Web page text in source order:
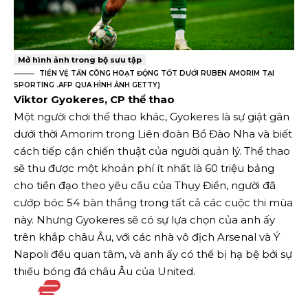
Mở hình ảnh trong bộ sưu tập
TIỀN VỆ TẤN CÔNG HOẠT ĐỘNG TỐT DƯỚI RUBEN AMORIM TẠI
SPORTING .AFP QUA HÌNH ẢNH GETTY)
Viktor Gyokeres, CP thể thao
Một người chơi thể thao khác, Gyokeres là sự giật gân
dưới thời Amorim trong Liên đoàn Bồ Đào Nha và biết
cách tiếp cận chiến thuật của người quản lý. Thể thao
sẽ thu được một khoản phí ít nhất là 60 triệu bảng
cho tiền đạo theo yêu cầu của Thụy Điển, người đã
cướp bóc 54 bàn thắng trong tất cả các cuộc thi mùa
này. Nhưng Gyokeres sẽ có sự lựa chọn của anh ấy
trên khắp châu Âu, với các nhà vô địch Arsenal và Ý
Napoli đều quan tâm, và anh ấy có thể bị hạ bệ bởi sự
thiếu bóng đá châu Âu của United.